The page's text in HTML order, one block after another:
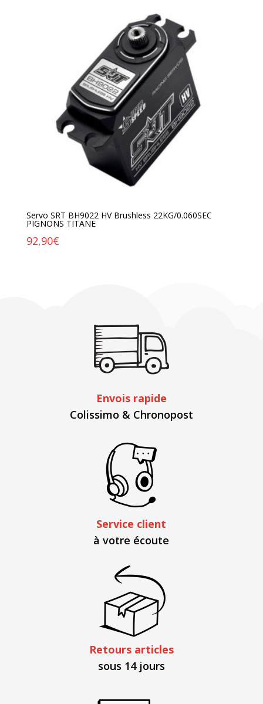
Servo SRT BH9022 HV Brushless 22KG/0.060SEC
PIGNONS TITANE
92,90€
Envois rapide
Colissimo & Chronopost
Service client
à votre écoute
Retours articles
sous 14 jours